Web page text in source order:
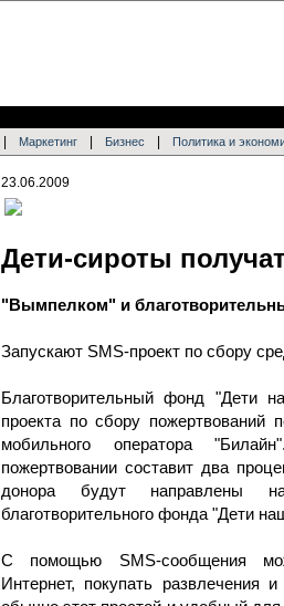
Маркетинг Бизнес Политика и
23.06.2009
Дети-сироты
"Вымпелком" и
Запускают SMS-проект по сбору
Благотворительный фонд "Дети
проекта по сбору пожертвований
мобильного оператора
пожертвовании составит два
донора будут направлены
благотворительного фонда "Дети
С помощью SMS-сообщения
Интернет, покупать